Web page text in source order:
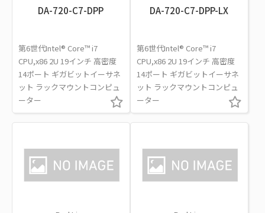
DA-720-C7-DPP
第6世代Intel® Core™ i7
CPU,x86 2U 19インチ 高密度
14ポート ギガビットイーサネ
ット ラックマウントコンピュ
ーター
DA-720-C7-DPP-LX
第6世代Intel® Core™ i7
CPU,x86 2U 19インチ 高密度
14ポート ギガビットイーサネ
ット ラックマウントコンピュ
ーター